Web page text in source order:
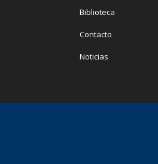
Biblioteca
Contacto
Noticias